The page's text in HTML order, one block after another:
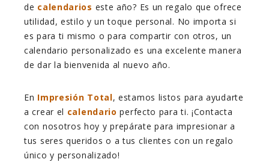
de calendarios este año? Es un regalo que ofrece
utilidad, estilo y un toque personal. No importa si
es para ti mismo o para compartir con otros, un
calendario personalizado es una excelente manera
de dar la bienvenida al nuevo año.
En Impresión Total, estamos listos para ayudarte
a crear el calendario perfecto para ti. ¡Contacta
con nosotros hoy y prepárate para impresionar a
tus seres queridos o a tus clientes con un regalo
único y personalizado!